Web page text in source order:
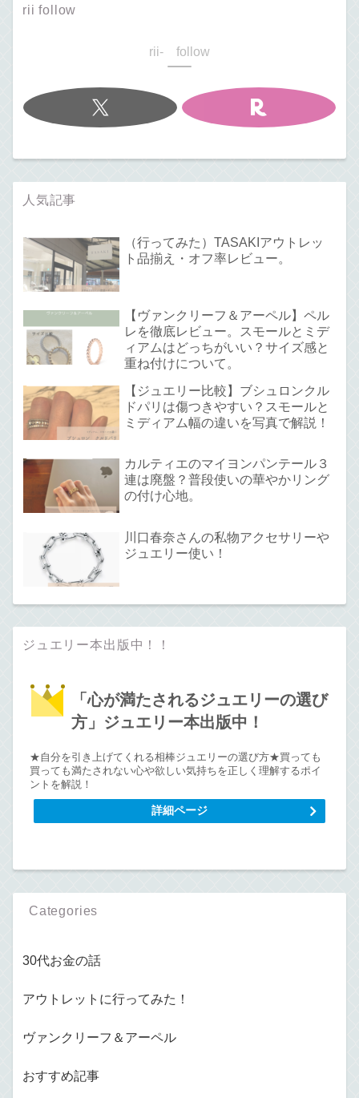
rii follow
rii- follow
人気記事
（行ってみた）TASAKIアウトレッ
ト品揃え・オフ率レビュー。
【ヴァンクリーフ＆アーペル】ペル
レを徹底レビュー。スモールとミデ
ィアムはどっちがいい？サイズ感と
重ね付けについて。
【ジュエリー比較】ブシュロンクル
ドパリは傷つきやすい？スモールと
ミディアム幅の違いを写真で解説！
カルティエのマイヨンパンテール３
連は廃盤？普段使いの華やかリング
の付け心地。
川口春奈さんの私物アクセサリーや
ジュエリー使い！
ジュエリー本出版中！！
「心が満たされるジュエリーの選び
方」ジュエリー本出版中！
★自分を引き上げてくれる相棒ジュエリーの選び方★買っても
買っても満たされない心や欲しい気持ちを正しく理解するポイ
ントを解説！
詳細ページ
Categories
30代お金の話
アウトレットに行ってみた！
ヴァンクリーフ＆アーペル
おすすめ記事